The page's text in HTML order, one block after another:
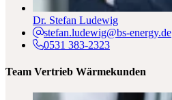
Dr. Stefan Ludewig
stefan.ludewig@bs-energy.de
0531 383-2323
Team Vertrieb Wärmekunden